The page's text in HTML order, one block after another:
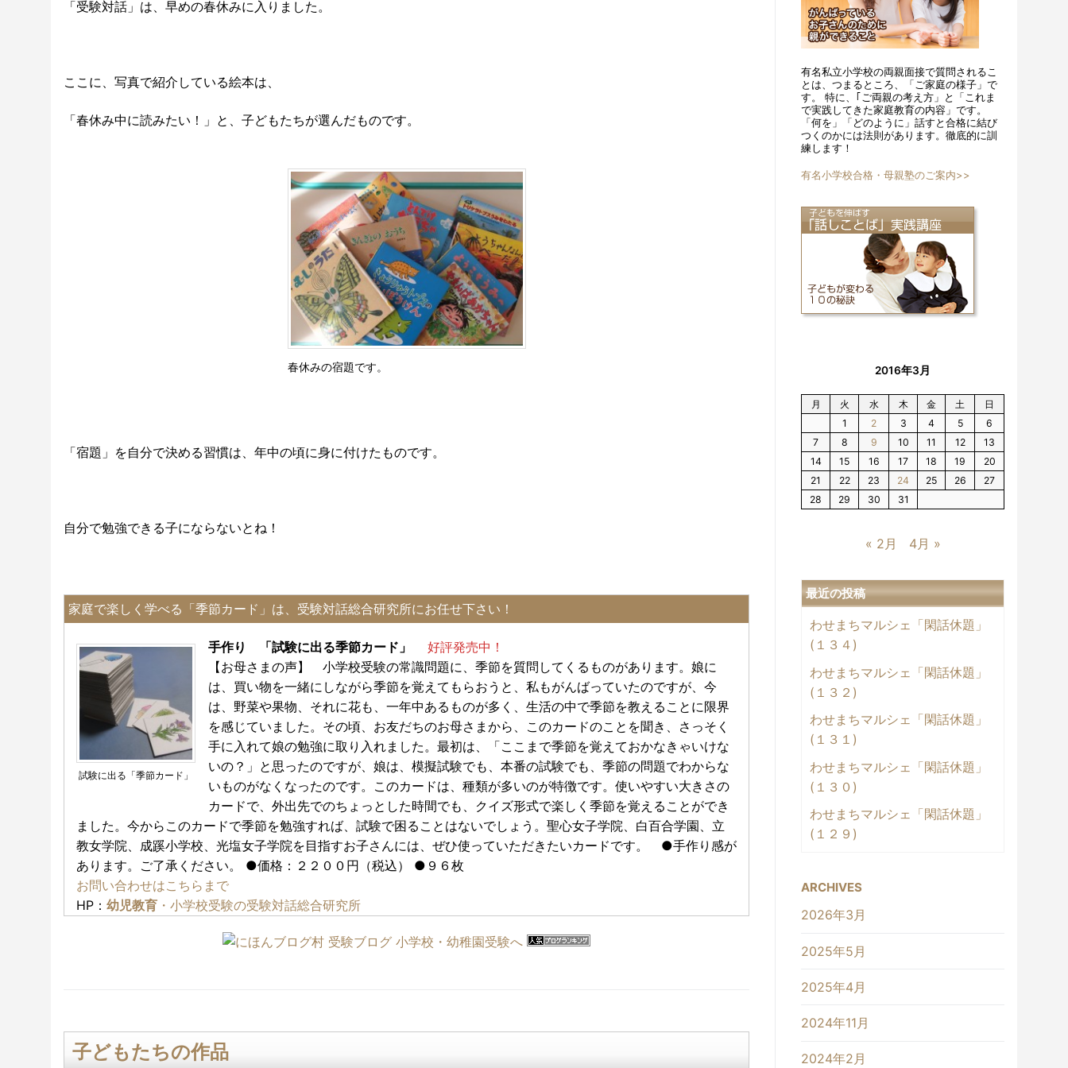
「受験対話」は、早めの春休みに入りました。
ここに、写真で紹介している絵本は、
「春休み中に読みたい！」と、子どもたちが選んだものです。
春休みの宿題です。
「宿題」を自分で決める習慣は、年中の頃に身に付けたものです。
自分で勉強できる子にならないとね！
家庭で楽しく学べる「季節カード」は、受験対話総合研究所にお任せ下さい！
試験に出る「季節カード」
手作り 「試験に出る季節カード」 好評発売中！
【お母さまの声】 小学校受験の常識問題に、季節を質問してくるものがあります。娘に
は、買い物を一緒にしながら季節を覚えてもらおうと、私もがんばっていたのですが、今
は、野菜や果物、それに花も、一年中あるものが多く、生活の中で季節を教えることに限界
を感じていました。その頃、お友だちのお母さまから、このカードのことを聞き、さっそく
手に入れて娘の勉強に取り入れました。最初は、「ここまで季節を覚えておかなきゃいけな
いの？」と思ったのですが、娘は、模擬試験でも、本番の試験でも、季節の問題でわからな
いものがなくなったのです。このカードは、種類が多いのが特徴です。使いやすい大きさの
カードで、外出先でのちょっとした時間でも、クイズ形式で楽しく季節を覚えることができ
ました。今からこのカードで季節を勉強すれば、試験で困ることはないでしょう。聖心女子学院、白百合学園、立
教女学院、成蹊小学校、光塩女子学院を目指すお子さんには、ぜひ使っていただきたいカードです。 ●手作り感が
あります。ご了承ください。 ●価格：２２００円（税込） ●９６枚
お問い合わせはこちらまで
HP： 幼児教育 ・小学校受験の受験対話総合研究所
子どもたちの作品
有名私立小学校の両親面接で質問されるこ
とは、つまるところ、「ご家庭の様子」で
す。 特に、｢ご両親の考え方」と「これま
で実践してきた家庭教育の内容」です。
「何を」「どのように」話すと合格に結び
つくのかには法則があります。徹底的に訓
練します！
有名小学校合格・母親塾のご案内>>
2016年3月
月 火 水 木 金 土
日
1
2 3 4 5
6
7
8 9 10 11 12
13
14
15 16 17 18 19
20
21
22 23 24 25 26
27
28
29 30 31
« 2月 4月 »
最近の投稿
わせまちマルシェ「閑話休題」
(１３４)
わせまちマルシェ「閑話休題」
(１３２)
わせまちマルシェ「閑話休題」
(１３１)
わせまちマルシェ「閑話休題」
(１３０)
わせまちマルシェ「閑話休題」
(１２９)
ARCHIVES
2026年3月
2025年5月
2025年4月
2024年11月
2024年2月